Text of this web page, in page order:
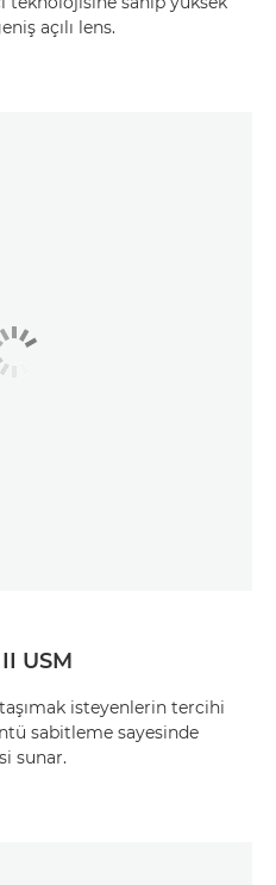
açılı lens.
USM
isteyenlerin tercihi
sabitleme sayesinde
sunar.